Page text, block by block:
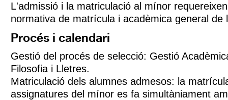
L'admissió i la matriculació al mínor
normativa de matrícula i acadèmica general de
Procés i calendari
Gestió del procés de selecció: Gestió
Filosofia i Lletres.
Matriculació dels alumnes admesos: la
assignatures del mínor es fa simultàniament